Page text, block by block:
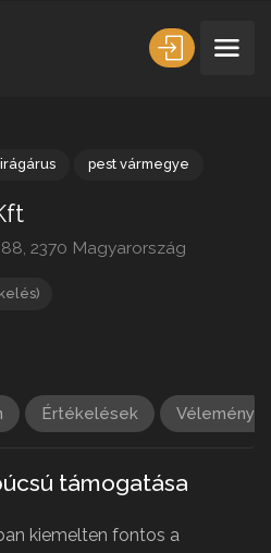
Értékelések Vélemény
támogatása
kiemelten fontos a